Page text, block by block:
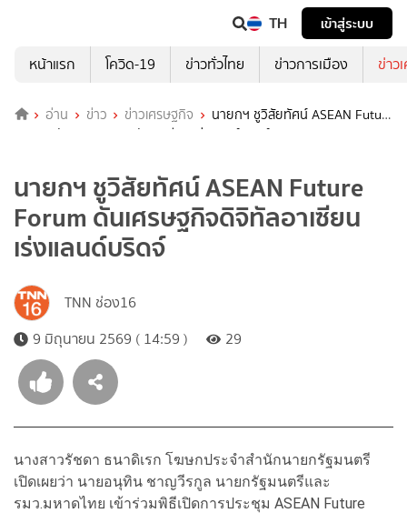
TH
เข้าสู่ระบบ
หน้าแรก
โควิด-19 ข่าวทั่วไทย ข่าวการเมือง ข่าว
อ่าน ข่าว ข่าวเศรษฐกิจ
นายกฯ ชูวิสัยทัศน์ ASEAN Future
Forum ดันเศรษฐกิจดิจิทัลอาเซียน เร่งแลนด์บริดจ์
นายกฯ ชูวิสัยทัศน์ ASEAN Future
Forum ดันเศรษฐกิจดิจิทัลอาเซียน
เร่งแลนด์บริดจ์
TNN ช่อง16
9 มิถุนายน 2569 ( 14:59 )
29
นางสาวรัชดา ธนาดิเรก โฆษกประจำสำนักนายกรัฐมนตรี
เปิดเผยว่า นายอนุทิน ชาญวีรกูล นายกรัฐมนตรีและ
รมว.มหาดไทย เข้าร่วมพิธีเปิดการประชุม ASEAN Future